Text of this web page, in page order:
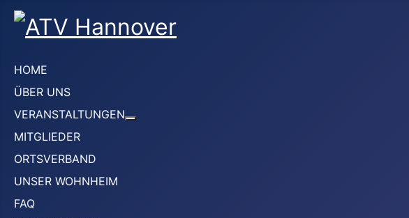
HOME
ÜBER UNS
VERANSTALTUNGEN
MITGLIEDER
ORTSVERBAND
UNSER WOHNHEIM
FAQ